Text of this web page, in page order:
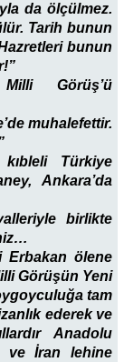
da ölçülmez.
Tarih bunun
bunun
Görüş’ü
muhalefettir.
Türkiye
Ankara’da
birlikte
Erbakan ölene
Görüşün Yeni
tam
ederek ve
Anadolu
ve İran lehine